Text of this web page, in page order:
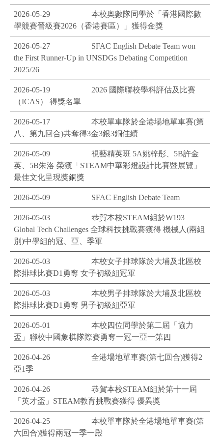
2026-05-29
本校奥數隊同學於「香港國際數
學競賽晉級賽2026（香港賽區）」獲得金獎
2026-05-27
SFAC English Debate Team won
the First Runner-Up in UNSDGs Debating Competition
2025/26
2026-05-19
2026 國際聯校學科評估及比賽
（ICAS） 得獎名單
2026-05-17
本校單車隊於全港場地單車賽(第
八、第九回合)共奪得3金3銀3銅佳績
2026-05-09
視藝精英班 5A姚梓彤、5B許金
英、5B朱洛 榮獲「STEAM中華彩燈設計比賽暨展覽」
最佳文化呈現獎銅獎
2026-05-09 SFAC English Debate Team
2026-05-03
恭賀本校STEAM組於W193
Global Tech Challenges ​全球科技挑戰賽獲得 機械人(兩組
別)中學組的冠、亞、季軍
2026-05-03
本校女子排球隊於大埔及北區校
際排球比賽D1勇奪 女子初級組冠軍
2026-05-03
本校男子排球隊於大埔及北區校
際排球比賽D1勇奪 男子初級組亞軍
2026-05-01
本校四位同學於第二屆「協力
盃」聯校中國象棋隊際賽勇奪一冠一亞一第四
2026-04-26
全港場地單車賽(第七回合)獲得2
亞1季
2026-04-26
恭賀本校STEAM組於第十一屆
「英才盃」STEAM教育挑戰賽獲得 優異獎
2026-04-25
本校單車隊於全港場地單車賽(第
六回合)獲得兩冠一季一殿